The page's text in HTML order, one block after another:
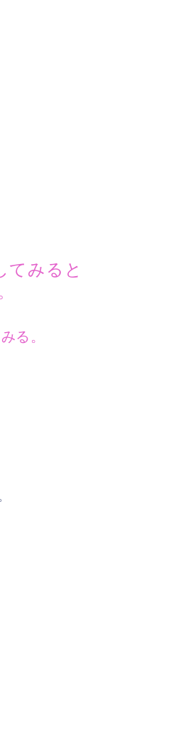
てみると
る。